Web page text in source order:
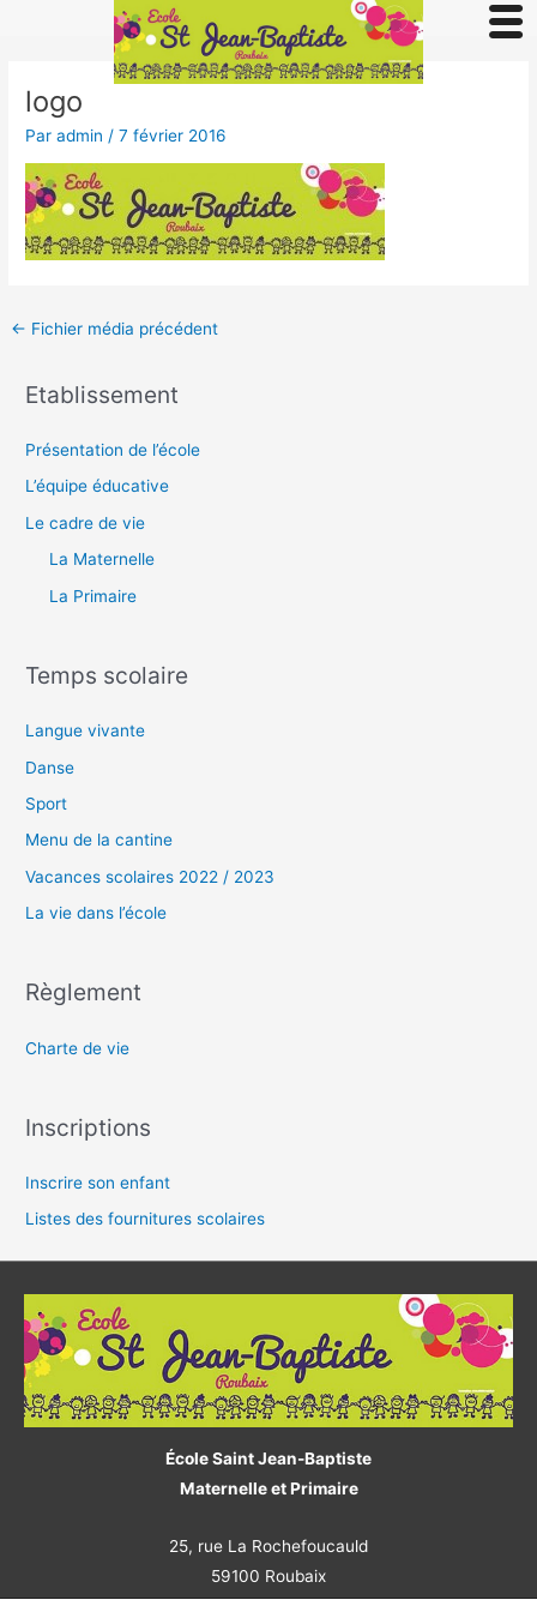
logo
Paradmin /7 février 2016
articles
← Fichier média précédent
Etablissement
Présentation de l’école
L’équipe éducative
Le cadre de vie
La Maternelle
La Primaire
Temps scolaire
Langue vivante
Danse
Sport
Menu de la cantine
Vacances scolaires 2022 / 2023
La vie dans l’école
Règlement
Charte de vie
Inscriptions
Inscrire son enfant
Listes des fournitures scolaires
École Saint Jean-Baptiste
Maternelle et Primaire
25, rue La Rochefoucauld
59100 Roubaix